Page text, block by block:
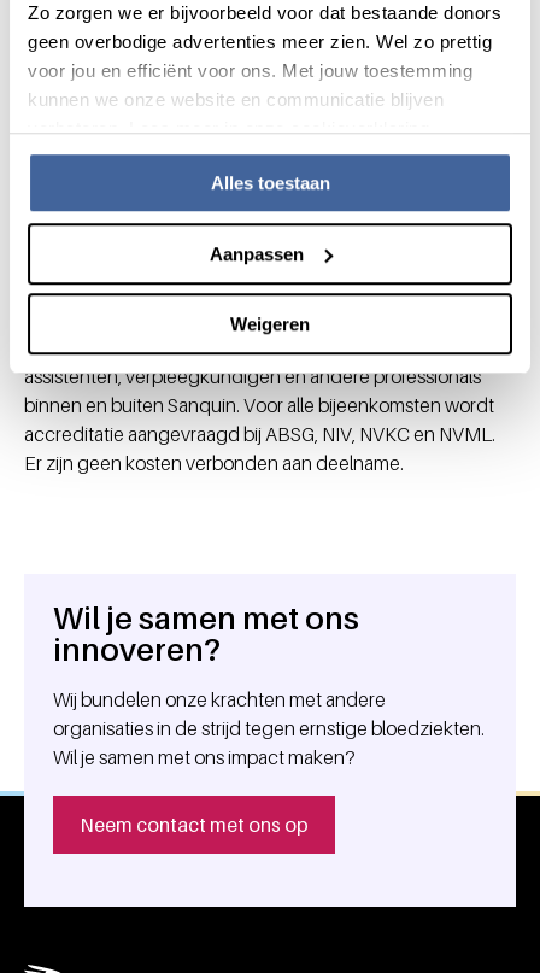
Zo zorgen we er bijvoorbeeld voor dat bestaande donors
geen overbodige advertenties meer zien. Wel zo prettig
voor jou en efficiënt voor ons. Met jouw toestemming
kunnen we onze website en communicatie blijven
verbeteren. Lees meer in onze cookieverklaring.
Alles toestaan
Aanpassen
Weigeren
Onderwijsbijeenkomsten
Transfusiegeneeskunde
Medische Zaken organiseert 5x per jaar
onderwijsbijeenkomstenop verschillende plaatsen in het
land.
De onderwijsbijeenkomsten zijn in de eerste plaats bedoeld
voor directe beroepsbeoefenaren: analisten,
hemovigilantie-functionarissen, klinisch chemici,
transfusieartsen, donorartsen, medisch specialisten, arts-
assistenten, verpleegkundigen en andere professionals
binnen en buiten Sanquin. Voor alle bijeenkomsten wordt
accreditatie aangevraagd bij ABSG, NIV, NVKC en NVML.
Er zijn geen kosten verbonden aan deelname.
Algemene informatie
Wil je samen met ons
innoveren?
Wij bundelen onze krachten met andere
organisaties in de strijd tegen ernstige bloedziekten.
Wil je samen met ons impact maken?
Neem contact met ons op